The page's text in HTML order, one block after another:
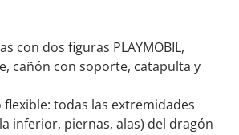
con dos figuras PLAYMOBIL,
cañón con soporte, catapulta y
flexible: todas las extremidades
inferior, piernas, alas) del dragón